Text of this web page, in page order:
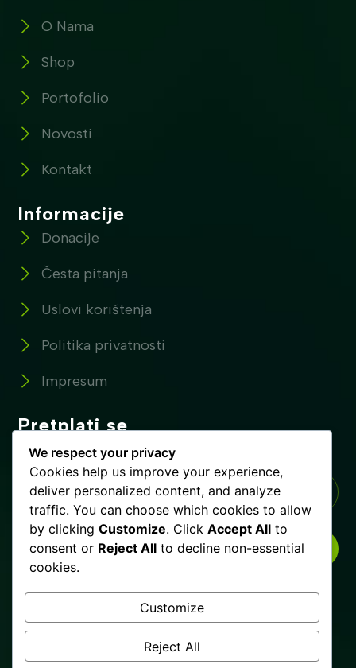
O Nama
Shop
Portofolio
Novosti
Kontakt
Informacije
Donacije
Česta pitanja
Uslovi korištenja
Politika privatnosti
Impresum
Pretplati se
Pretplatite se na naše novosti !
PRETPLATI SE
Glista.ba © Copyrights 2025. Sva prava zadržana.
We respect your privacy
Cookies help us improve your experience,
deliver personalized content, and analyze
traffic. You can choose which cookies to allow
by clicking Customize. Click Accept All to
consent or Reject All to decline non-essential
cookies.
Customize
Reject All